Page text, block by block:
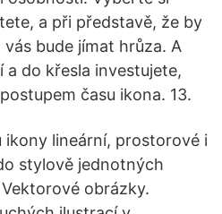
a při představě, že by
bude jímat hrůza. A
do křesla investujete,
času ikona. 13.
ikony lineární, prostorové i
stylově jednotných
obrázky.